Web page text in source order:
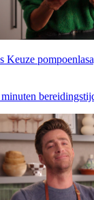
Keuze